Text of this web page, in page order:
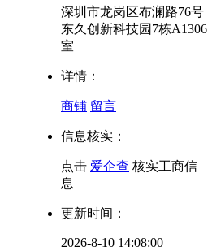
深圳市龙岗区布澜路76号
东久创新科技园7栋A1306
室
详情：
商铺 留言
信息核实：
点击 爱企查 核实工商信
息
更新时间：
2026-8-10 14:08:00